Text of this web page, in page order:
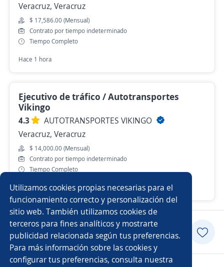
Utilizamos cookies propias necesarias para el
funcionamiento correcto y personalización del
sitio web. También utilizamos cookies de
terceros para fines analíticos y mostrarte
publicidad relacionada según tus preferencias.
Para más información sobre las cookies y
configurar tus preferencias, consulta nuestra
Veracruz, Veracruz
$ 17,586.00 (Mensual)
Contrato por tiempo indeterminado
Tiempo Completo
Hace 1 hora
Ejecutivo de tráfico / Autotransportes
Vikingo
4.3
AUTOTRANSPORTES VIKINGO
Veracruz, Veracruz
$ 14,000.00 (Mensual)
Contrato por tiempo indeterminado
Tiempo Completo
Hace 2 días
Postularme